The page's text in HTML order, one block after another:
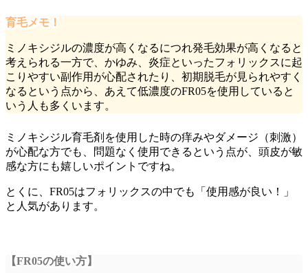
育毛メモ！
ミノキシジルの濃度が高くなるにつれ発毛効果が高くなると
考えられる一方で、かゆみ、炎症といったフォリックスに起
こりやすい副作用が心配されたり、初期脱毛が見られやすく
なるという点から、 あえて低濃度のFR05を使用している と
いう人も多くいます。
ミノキシジル育毛剤を使用した時の痒みやダメージ（刺激）
が心配な方でも、問題なく使用できるという点が、頭皮が敏
感な方にも嬉しいポイントですね。
とくに、 FR05はフォリックスの中でも「使用感が良い！」
と人気があります。
【FR05の使い方】